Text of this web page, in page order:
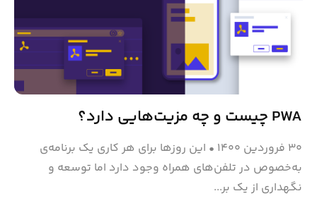
PWA چیست و چه مزیت‌هایی دارد؟
۳۰ فروردین ۱۴۰۰ • این روزها برای هر کاری یک برنامه‌‌ی
به‌خصوص در تلفن‌های همراه وجود دارد اما توسعه و
نگهداری از یک بر...